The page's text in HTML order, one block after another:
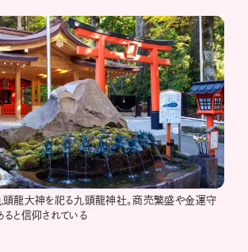
頭龍大神を祀る九頭龍神社。商売繁盛や金運守
と信仰されている